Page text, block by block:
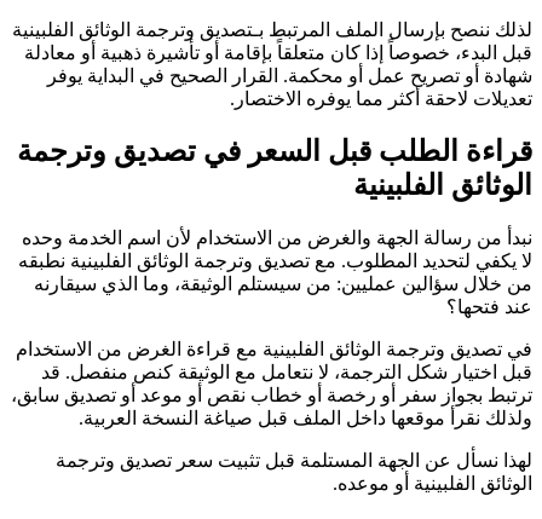
لذلك ننصح بإرسال الملف المرتبط بـتصديق وترجمة الوثائق الفلبينية
قبل البدء، خصوصاً إذا كان متعلقاً بإقامة أو تأشيرة ذهبية أو معادلة
شهادة أو تصريح عمل أو محكمة. القرار الصحيح في البداية يوفر
تعديلات لاحقة أكثر مما يوفره الاختصار.
قراءة الطلب قبل السعر في تصديق وترجمة
الوثائق الفلبينية
نبدأ من رسالة الجهة والغرض من الاستخدام لأن اسم الخدمة وحده
لا يكفي لتحديد المطلوب. مع تصديق وترجمة الوثائق الفلبينية نطبقه
من خلال سؤالين عمليين: من سيستلم الوثيقة، وما الذي سيقارنه
عند فتحها؟
في تصديق وترجمة الوثائق الفلبينية مع قراءة الغرض من الاستخدام
قبل اختيار شكل الترجمة، لا نتعامل مع الوثيقة كنص منفصل. قد
ترتبط بجواز سفر أو رخصة أو خطاب نقص أو موعد أو تصديق سابق،
ولذلك نقرأ موقعها داخل الملف قبل صياغة النسخة العربية.
لهذا نسأل عن الجهة المستلمة قبل تثبيت سعر تصديق وترجمة
الوثائق الفلبينية أو موعده.